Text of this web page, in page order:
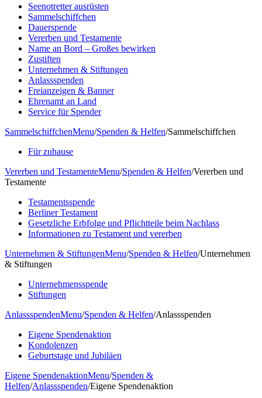
Seenotretter ausrüsten
Sammelschiffchen
Dauerspende
Vererben und Testamente
Name an Bord – Großes bewirken
Zustiften
Unternehmen & Stiftungen
Anlassspenden
Freianzeigen & Banner
Ehrenamt an Land
Service für Spender
SammelschiffchenMenu/Spenden & Helfen/Sammelschiffchen
Für zuhause
Vererben und TestamenteMenu/Spenden & Helfen/Vererben und
Testamente
Testamentsspende
Berliner Testament
Gesetzliche Erbfolge und Pflichtteile beim Nachlass
Informationen zu Testament und vererben
Unternehmen & StiftungenMenu/Spenden & Helfen/Unternehmen
& Stiftungen
Unternehmensspende
Stiftungen
AnlassspendenMenu/Spenden & Helfen/Anlassspenden
Eigene Spendenaktion
Kondolenzen
Geburtstage und Jubiläen
Eigene SpendenaktionMenu/Spenden &
Helfen/Anlassspenden/Eigene Spendenaktion